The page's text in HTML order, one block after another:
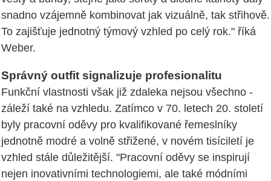
snadno vzájemně kombinovat jak vizuálně, tak střihově.
To zajišťuje jednotný týmový vzhled po celý rok." říká
Weber.
Správný outfit signalizuje profesionalitu
Funkční vlastnosti však již zdaleka nejsou všechno -
záleží také na vzhledu. Zatímco v 70. letech 20. století
byly pracovní oděvy pro kvalifikované řemeslníky
jednotně modré a volně střižené, v novém tisíciletí je
vzhled stále důležitější. "Pracovní oděvy se inspirují
nejen inovativními technologiemi, ale také módními